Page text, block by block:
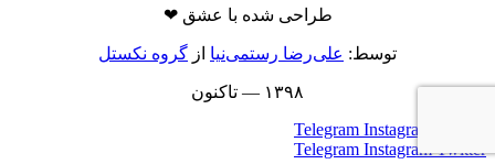
طراحی شده با عشق ❤
توسط: علی‌رضا رستمی‌نیا از گروه نکستل
۱۳۹۸ — تاکنون
Telegram Instagram
Telegram Instagram Twitter